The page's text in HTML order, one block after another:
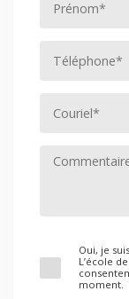
Oui, je
L’école
moment.